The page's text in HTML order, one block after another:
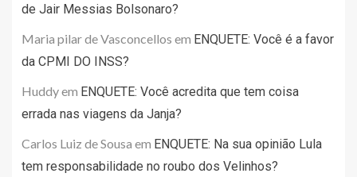
de Jair Messias Bolsonaro?
Maria pilar de Vasconcellos em ENQUETE: Você é a favor
da CPMI DO INSS?
Huddyem ENQUETE: Você acredita que tem coisa
errada nas viagens da Janja?
Carlos Luiz de Sousa em ENQUETE: Na sua opinião Lula
tem responsabilidade no roubo dos Velinhos?